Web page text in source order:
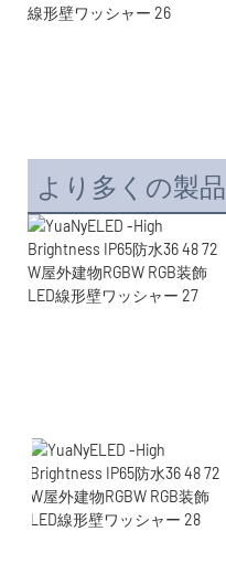
より多くの製品